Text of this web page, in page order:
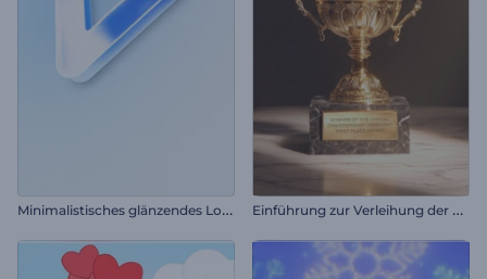
M
inimalistisches glänzendes Logo Reveal E
inführung zur Verleihung der Goldenen Trophäe